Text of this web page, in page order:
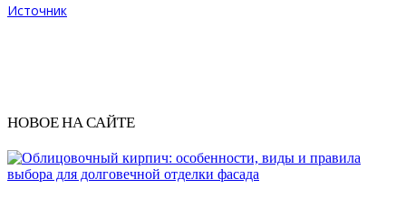
Источник
НОВОЕ НА САЙТЕ